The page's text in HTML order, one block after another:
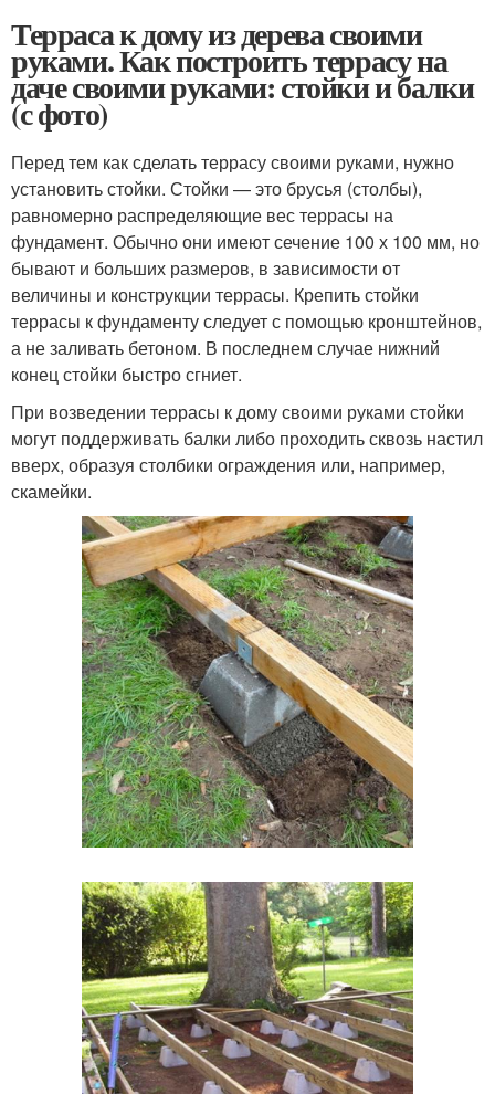
Терраса к дому из дерева своими
руками. Как построить террасу на
даче своими руками: стойки и балки
(с фото)
Перед тем как сделать террасу своими руками, нужно
установить стойки. Стойки — это брусья (столбы),
равномерно распределяющие вес террасы на
фундамент. Обычно они имеют сечение 100 х 100 мм, но
бывают и больших размеров, в зависимости от
величины и конструкции террасы. Крепить стойки
террасы к фундаменту следует с помощью кронштейнов,
а не заливать бетоном. В последнем случае нижний
конец стойки быстро сгниет.
При возведении террасы к дому своими руками стойки
могут поддерживать балки либо проходить сквозь настил
вверх, образуя столбики ограждения или, например,
скамейки.